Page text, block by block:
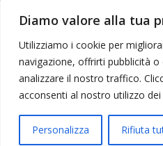
Diamo valore alla tua
Utilizziamo i cookie per
navigazione, offrirti pubblicità
analizzare il nostro traffico.
acconsenti al nostro utilizzo dei
Personalizza Rifiuta
03234710642 | C.F:
digitale: gmgmediacompany@pec.it